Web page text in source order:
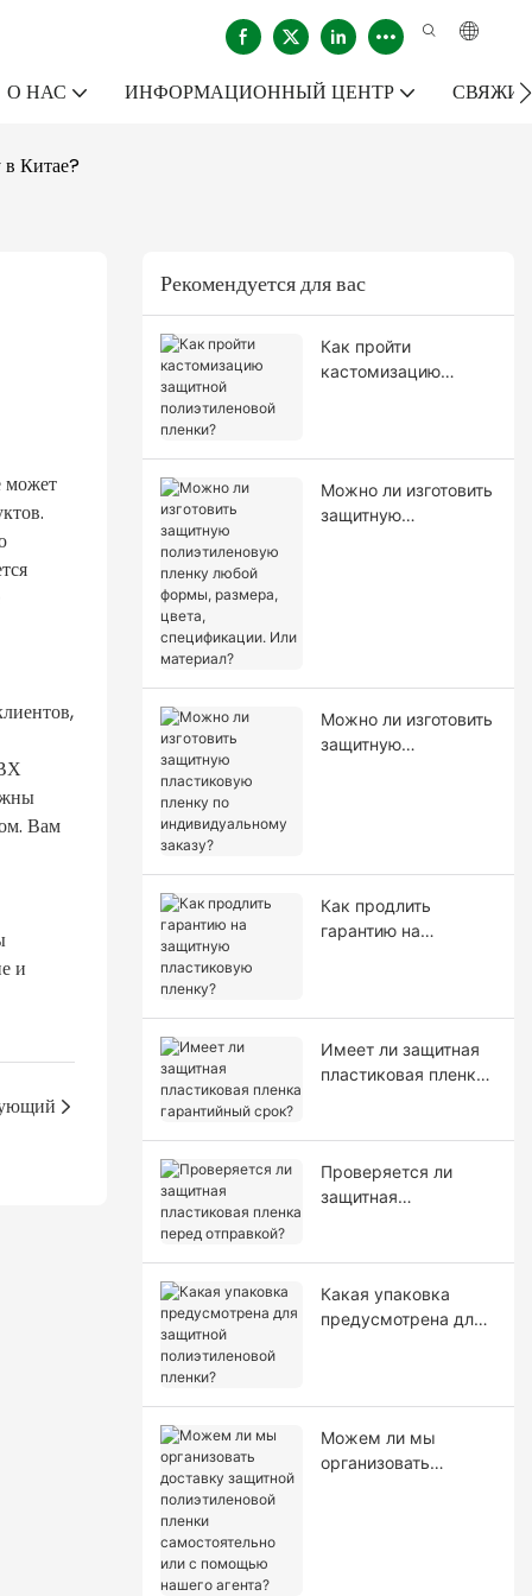
О НАС ИНФОРМАЦИОННЫЙ ЦЕНТР
в Китае?
может
Вам
и
Рекомендуется для вас
Как пройти
кастомизацию
Можно ли изготовить
защитную
Можно ли изготовить
защитную
Как продлить
гарантию на
Имеет ли защитная
пластиковая пленка
Проверяется ли
защитная
Какая упаковка
предусмотрена для
Можем ли мы
организовать